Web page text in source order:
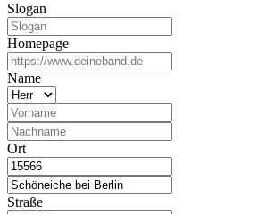
Slogan
Homepage
Name
Ort
Straße